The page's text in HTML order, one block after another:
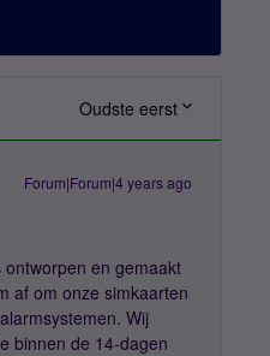
Oudste eerst
Forum|Forum|4 years ago
en gemaakt
af om onze simkaarten
Wij
binnen de 14-dagen